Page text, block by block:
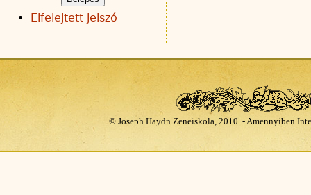
Elfelejtett jelszó
© Joseph Haydn Zeneiskola, 2010. - Amennyiben